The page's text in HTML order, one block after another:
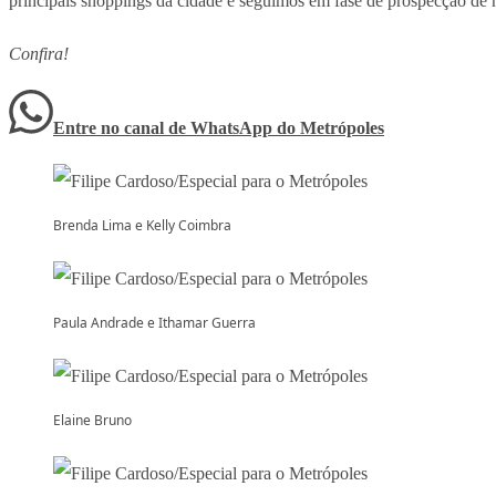
Confira!
Entre no canal de WhatsApp do Metrópoles
Brenda Lima e Kelly Coimbra
Paula Andrade e Ithamar Guerra
Elaine Bruno